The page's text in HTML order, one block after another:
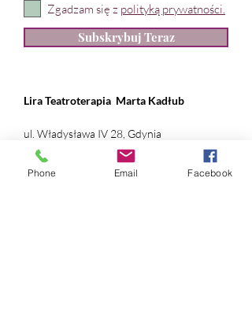
Zgadzam się z polityką prywatności.
Subskrybuj Teraz
Lira Teatroterapia Marta Kadłub
ul. Władysława IV 28, Gdynia
NIP:631 239 89 90
Phone Email Facebook